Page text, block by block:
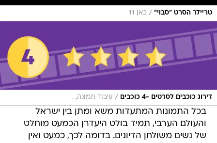
טריילר הסרט "סבוי" / כאן 11
דירוג כוכבים לסרטים -4 כוכבים / עיבוד תמונה, .
בכל התמונות המתעדות משא ומתן בין ישראל
והעולם הערבי, תמיד בולט היעדרן הכמעט מוחלט
של נשים משולחן הדיונים. בדומה לכך, כמעט ואין